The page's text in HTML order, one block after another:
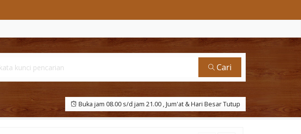
Cari
Buka jam 08.00 s/d jam 21.00 , Jum'at & Hari Besar Tutup